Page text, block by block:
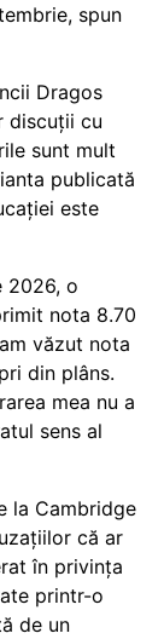
spun
Dragos
discuții cu
sunt mult
publicată
este
2026, o
nota 8.70
văzut nota
din plâns.
mea nu a
sens al
la Cambridge
că ar
în privința
printr-o
de un